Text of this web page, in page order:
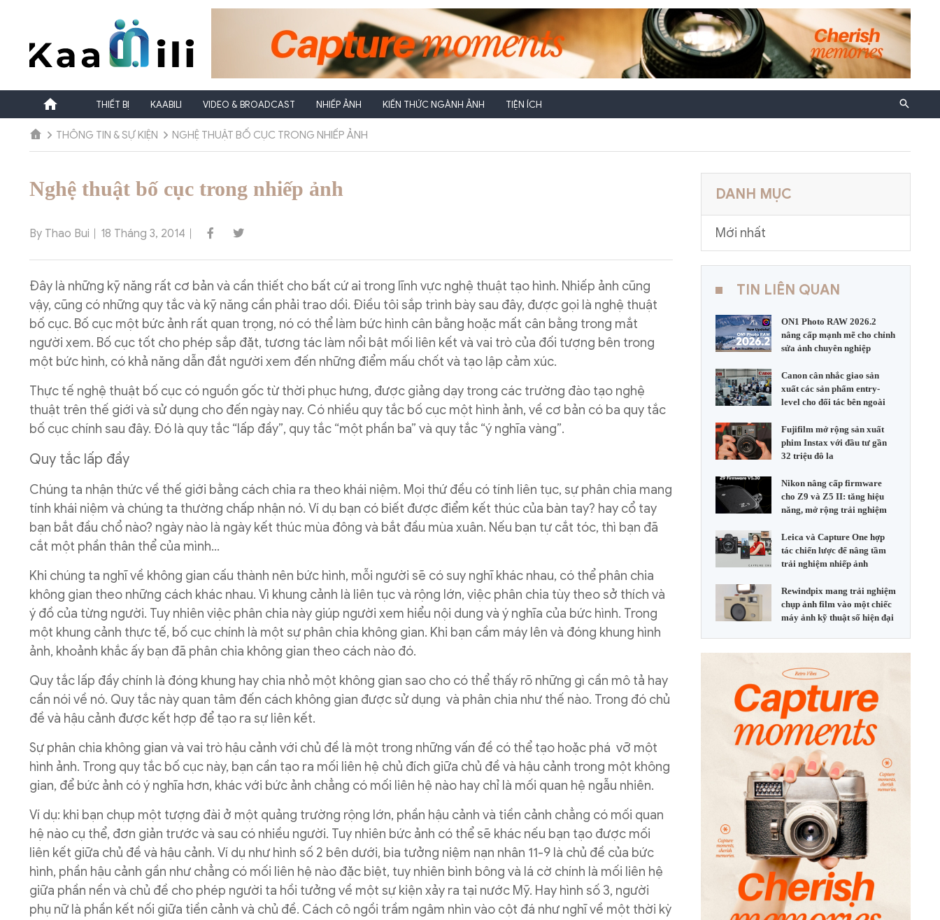
THIẾT BỊ KAABILI VIDEO & BROADCAST NHIẾP ẢNH KIẾN THỨC NGÀNH ẢNH TIỆN ÍCH
THÔNG TIN & SỰ KIỆN NGHỆ THUẬT BỐ CỤC TRONG NHIẾP ẢNH
Nghệ thuật bố cục trong nhiếp ảnh
By Thao Bui 18 Tháng 3, 2014
Đây là những kỹ năng rất cơ bản và cần thiết cho bất cứ ai trong lĩnh vực nghệ thuật tạo hình. Nhiếp ảnh cũng
vậy, cũng có những quy tắc và kỹ năng cần phải trao dồi. Điều tôi sắp trình bày sau đây, được gọi là nghệ thuật
bố cục. Bố cục một bức ảnh rất quan trọng, nó có thể làm bức hình cân bằng hoặc mất cân bằng trong mắt
người xem. Bố cục tốt cho phép sắp đặt, tương tác làm nổi bật mối liên kết và vai trò của đối tượng bên trong
một bức hình, có khả năng dẫn đắt người xem đến những điểm mấu chốt và tạo lập cảm xúc.
Thực tế nghệ thuật bố cục có nguồn gốc từ thời phục hưng, được giảng dạy trong các trường đào tạo nghệ
thuật trên thế giới và sử dụng cho đến ngày nay. Có nhiều quy tắc bố cục một hình ảnh, về cơ bản có ba quy tắc
bố cục chính sau đây. Đó là quy tắc “lấp đầy”, quy tắc “một phần ba” và quy tắc “ý nghĩa vàng”.
Quy tắc lấp đầy
Chúng ta nhận thức về thế giới bằng cách chia ra theo khái niệm. Mọi thứ đều có tính liên tục, sự phân chia mang
tính khái niệm và chúng ta thường chấp nhận nó. Ví dụ bạn có biết được điểm kết thúc của bàn tay? hay cổ tay
bạn bắt đầu chổ nào? ngày nào là ngày kết thúc mùa đông và bắt đầu mùa xuân. Nếu bạn tự cắt tóc, thì bạn đã
cắt một phần thân thể của mình…
Khi chúng ta nghĩ về không gian cấu thành nên bức hình, mỗi người sẽ có suy nghĩ khác nhau, có thể phân chia
không gian theo những cách khác nhau. Vì khung cảnh là liên tục và rộng lớn, việc phân chia tùy theo sở thích và
ý đồ của từng người. Tuy nhiên việc phân chia này giúp người xem hiểu nội dung và ý nghĩa của bức hình. Trong
một khung cảnh thực tế, bố cục chính là một sự phân chia không gian. Khi bạn cầm máy lên và đóng khung hình
ảnh, khoảnh khắc ấy bạn đã phân chia không gian theo cách nào đó.
Quy tắc lấp đầy chính là đóng khung hay chia nhỏ một không gian sao cho có thể thấy rõ những gì cần mô tả hay
cần nói về nó. Quy tắc này quan tâm đến cách không gian được sử dụng và phân chia như thế nào. Trong đó chủ
đề và hậu cảnh được kết hợp để tạo ra sự liên kết.
Sự phân chia không gian và vai trò hậu cảnh với chủ đề là một trong những vấn đề có thể tạo hoặc phá vỡ một
hình ảnh. Trong quy tắc bố cục này, bạn cần tạo ra mối liên hệ chủ đích giữa chủ đề và hậu cảnh trong một không
gian, để bức ảnh có ý nghĩa hơn, khác với bức ảnh chẳng có mối liên hệ nào hay chỉ là mối quan hệ ngẫu nhiên.
Ví dụ: khi bạn chụp một tượng đài ở một quảng trường rộng lớn, phần hậu cảnh và tiền cảnh chẳng có mối quan
hệ nào cụ thể, đơn giản trước và sau có nhiều người. Tuy nhiên bức ảnh có thể sẽ khác nếu bạn tạo được mối
liên kết giữa chủ đề và hậu cảnh. Ví dụ như hình số 2 bên dưới, bia tưởng niệm nạn nhân 11-9 là chủ đề của bức
hình, phần hậu cảnh gần như chẳng có mối liên hệ nào đặc biệt, tuy nhiên bình bông và lá cờ chính là mối liên hệ
giữa phần nền và chủ đề cho phép người ta hồi tưởng về một sự kiện xảy ra tại nước Mỹ. Hay hình số 3, người
phụ nữ là phần kết nối giữa tiền cảnh và chủ đề. Cách cô ngồi trầm ngâm nhìn vào cột đá như nghĩ về một thời kỳ
DANH MỤC
Mới nhất
TIN LIÊN QUAN
ON1 Photo RAW 2026.2
nâng cấp mạnh mẽ cho chỉnh
sửa ảnh chuyên nghiệp
Canon cân nhắc giao sản
xuất các sản phẩm entry-
level cho đối tác bên ngoài
Fujifilm mở rộng sản xuất
phim Instax với đầu tư gần
32 triệu đô la
Nikon nâng cấp firmware
cho Z9 và Z5 II: tăng hiệu
năng, mở rộng trải nghiệm
Leica và Capture One hợp
tác chiến lược để nâng tầm
trải nghiệm nhiếp ảnh
Rewindpix mang trải nghiệm
chụp ảnh film vào một chiếc
máy ảnh kỹ thuật số hiện đại